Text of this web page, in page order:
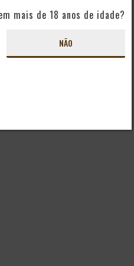
mais de 18 anos de idade?
NÃO